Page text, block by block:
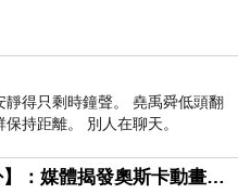
得只剩時鐘聲。 堯禹舜低頭翻
持距離。 別人在聊天。
【電影圈八卦】：媒體揭發奧斯卡動畫項目投票醜聞！好萊塢為什麼看不起動畫電影？